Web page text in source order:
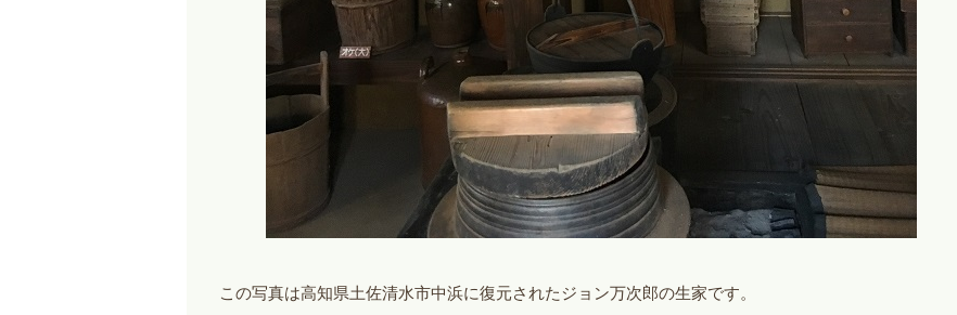
この写真は高知県土佐清水市中浜に復元されたジョン万次郎の生家です。